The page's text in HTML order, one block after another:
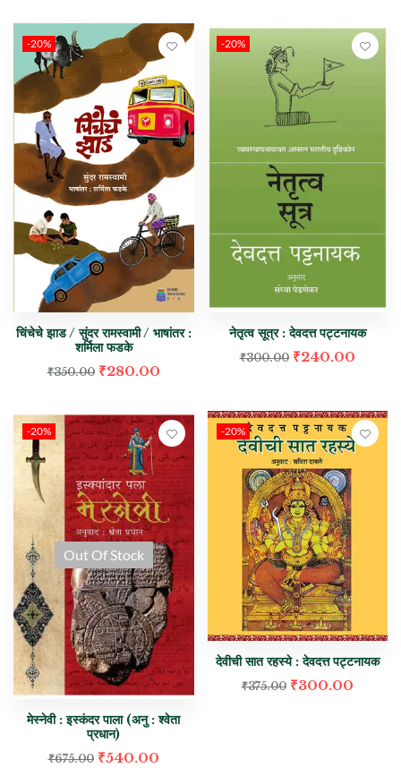
-20%
चिंचेचे झाड / सुंदर रामस्वामी / भाषांतर :
शर्मिला फडके
₹350.00 ₹280.00
-20%
नेतृत्व सूत्र : देवदत्त पट्टनायक
₹300.00 ₹240.00
-20%
Out Of Stock
मेस्नेवी : इस्कंदर पाला (अनु : श्वेता
प्रधान)
₹675.00 ₹540.00
-20%
देवीची सात रहस्ये : देवदत्त पट्टनायक
₹375.00 ₹300.00